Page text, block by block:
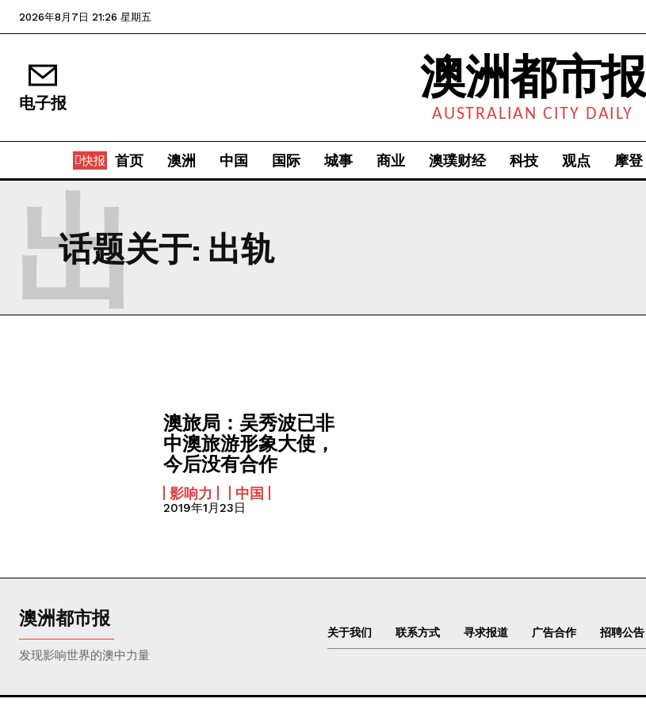
2026年8月7日 21:26 星期五
电子报 澳洲都市报
AUSTRALIAN CITY DAILY
快报 首页 澳洲 中国 国际 城事 商业 澳璞财经 科技 观点 摩登
话题关于: 出轨
出
澳旅局：吴秀波已非
中澳旅游形象大使，
今后没有合作
影响力 中国
2019年1月23日
澳洲都市报
发现影响世界的澳中力量
关于我们 联系方式 寻求报道 广告合作 招聘公告